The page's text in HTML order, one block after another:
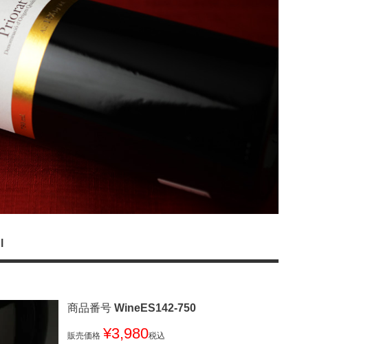
商品番号 WineES142-750
販売価格 ¥3,980税込